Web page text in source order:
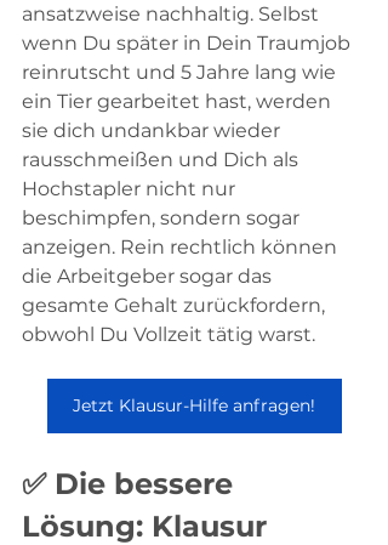
ansatzweise nachhaltig. Selbst
wenn Du später in Dein Traumjob
reinrutscht und 5 Jahre lang wie
ein Tier gearbeitet hast, werden
sie dich undankbar wieder
rausschmeißen und Dich als
Hochstapler nicht nur
beschimpfen, sondern sogar
anzeigen. Rein rechtlich können
die Arbeitgeber sogar das
gesamte Gehalt zurückfordern,
obwohl Du Vollzeit tätig warst.
Jetzt Klausur-Hilfe anfragen!
✅ Die bessere
Lösung: Klausur